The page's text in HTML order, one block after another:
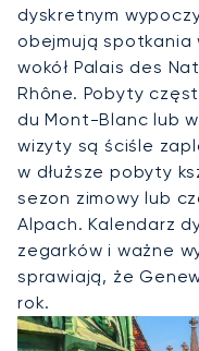
dyskretnym
obejmują spotkania
wokół Palais des
Rhône. Pobyty
du Mont-Blanc lub
wizyty są ściśle
w dłuższe pobyty
sezon zimowy lub
Alpach. Kalendarz
zegarków i ważne
sprawiają, że
rok.